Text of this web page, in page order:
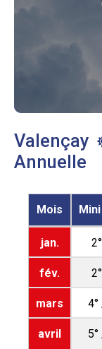
Valençay
Annuelle
Mois
jan.
fév.
mars 4°
avril